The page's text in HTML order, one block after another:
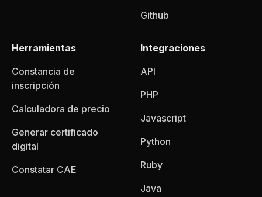
Github
Herramientas
Constancia de
inscripción
Calculadora de precio
Generar certificado
digital
Constatar CAE
Integraciones
API
PHP
Javascript
Python
Ruby
Java